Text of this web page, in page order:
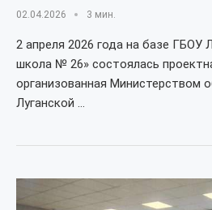
02.04.2026 3 мин.
2 апреля 2026 года на базе ГБОУ
школа № 26» состоялась
организованная Министерством
Луганской …